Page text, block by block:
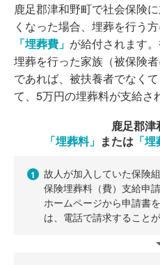
鹿足郡津和野町で社会保険
くなった場合、埋葬を行う
「埋葬費」 が給付されます
埋葬を行った家族（被保険
であれば、被扶養者でなく
て、5万円の埋葬料が支給さ
鹿足郡津
「埋葬料」 または 「
1
故人が加入していた保険
保険埋葬料（費）支給申
ホームページから申請書
は、電話で請求することが